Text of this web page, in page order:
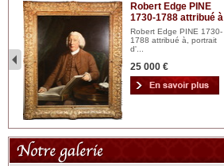
Robert Edge PINE
1730-1788 attribué à
Robert Edge PINE 1730-
1788 attribué à, portrait
d'...
25 000 €